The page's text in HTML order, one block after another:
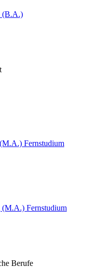
(B.A.)
Fernstudium
Fernstudium
Berufe